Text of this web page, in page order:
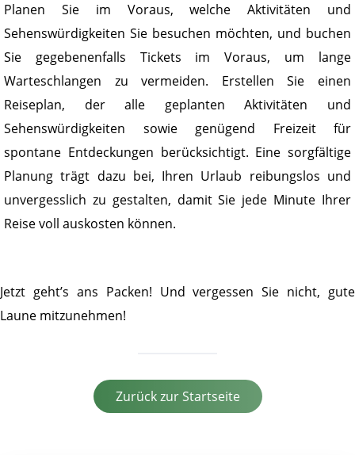
Planen Sie im Voraus, welche Aktivitäten und
Sehenswürdigkeiten Sie besuchen möchten, und buchen
Sie gegebenenfalls Tickets im Voraus, um lange
Warteschlangen zu vermeiden. Erstellen Sie einen
Reiseplan, der alle geplanten Aktivitäten und
Sehenswürdigkeiten sowie genügend Freizeit für
spontane Entdeckungen berücksichtigt. Eine sorgfältige
Planung trägt dazu bei, Ihren Urlaub reibungslos und
unvergesslich zu gestalten, damit Sie jede Minute Ihrer
Reise voll auskosten können.
Jetzt geht’s ans Packen! Und vergessen Sie nicht, gute
Laune mitzunehmen!
Zurück zur Startseite